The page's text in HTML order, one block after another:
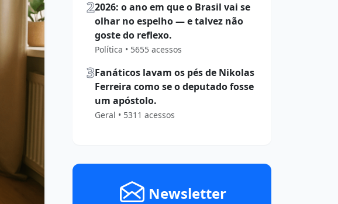
22026: o ano em que o Brasil vai se
olhar no espelho — e talvez não
goste do reflexo.
Política • 5655 acessos
3Fanáticos lavam os pés de Nikolas
Ferreira como se o deputado fosse
um apóstolo.
Geral • 5311 acessos
Newsletter